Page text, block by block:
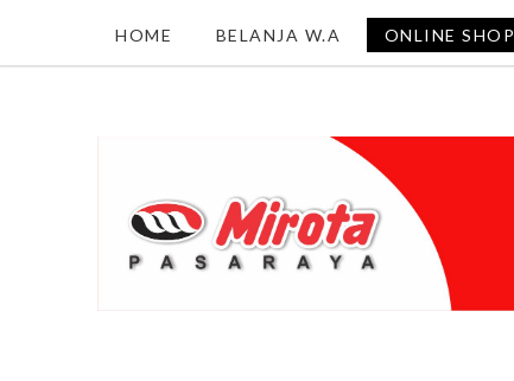
HOME BELANJA W.A ONLINE SHOP